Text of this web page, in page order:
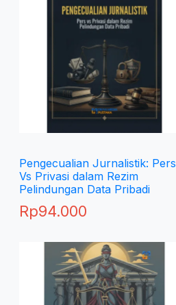
Pengecualian Jurnalistik: Pers
Vs Privasi dalam Rezim
Pelindungan Data Pribadi
Rp94.000